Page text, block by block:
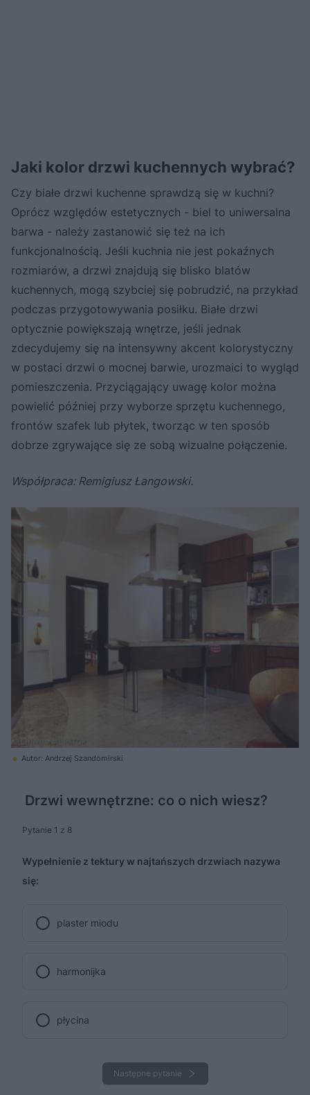
Jaki kolor drzwi kuchennych wybrać?
Czy białe drzwi kuchenne sprawdzą się w kuchni?
Oprócz względów estetycznych - biel to uniwersalna
barwa - należy zastanowić się też na ich
funkcjonalnością. Jeśli kuchnia nie jest pokaźnych
rozmiarów, a drzwi znajdują się blisko blatów
kuchennych, mogą szybciej się pobrudzić, na przykład
podczas przygotowywania posiłku. Białe drzwi
optycznie powiększają wnętrze, jeśli jednak
zdecydujemy się na intensywny akcent kolorystyczny
w postaci drzwi o mocnej barwie, urozmaici to wygląd
pomieszczenia. Przyciągający uwagę kolor można
powielić później przy wyborze sprzętu kuchennego,
frontów szafek lub płytek, tworząc w ten sposób
dobrze zgrywające się ze sobą wizualne połączenie.
Współpraca: Remigiusz Łangowski.
Autor: Andrzej Szandomirski
Drzwi wewnętrzne: co o nich wiesz?
Pytanie 1 z 8
Wypełnienie z tektury w najtańszych drzwiach nazywa
się:
plaster miodu
harmonijka
płycina
Następne pytanie